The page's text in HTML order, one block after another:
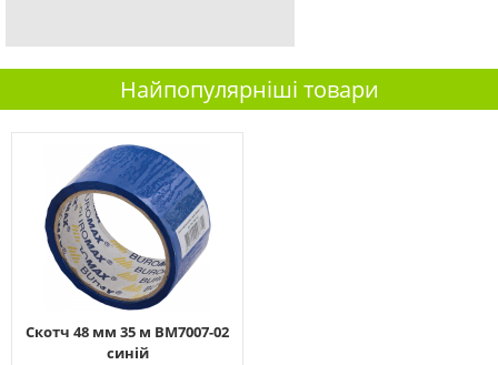
Найпопулярніші товари
Скотч 48 мм 35 м ВМ7007-02
синій